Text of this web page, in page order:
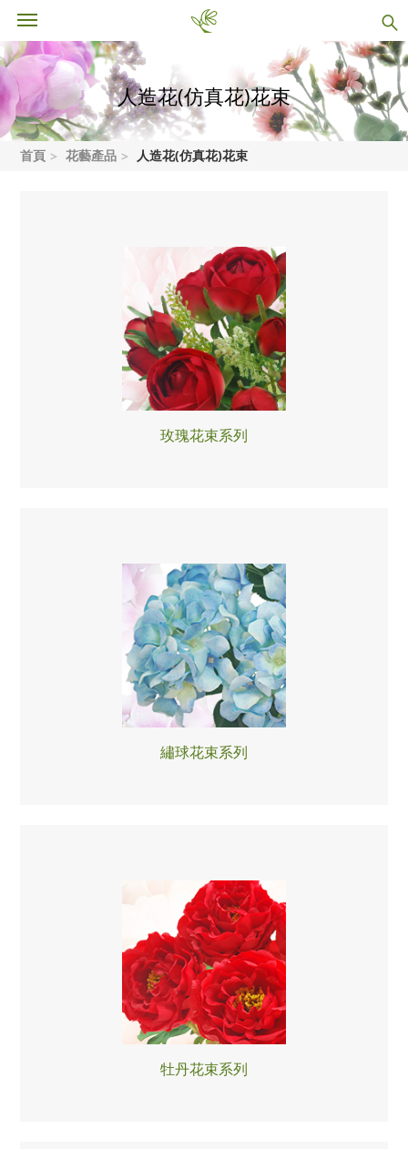
人造花(仿真花)花束
首頁 花藝產品 人造花(仿真花)花束
玫瑰花束系列
繡球花束系列
牡丹花束系列